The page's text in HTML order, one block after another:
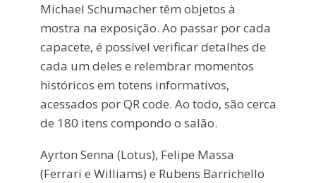
Michael Schumacher têm objetos à
mostra na exposição. Ao passar por cada
capacete, é possível verificar detalhes de
cada um deles e relembrar momentos
históricos em totens informativos,
acessados por QR code. Ao todo, são cerca
de 180 itens compondo o salão.
Ayrton Senna (Lotus), Felipe Massa
(Ferrari e Williams) e Rubens Barrichello